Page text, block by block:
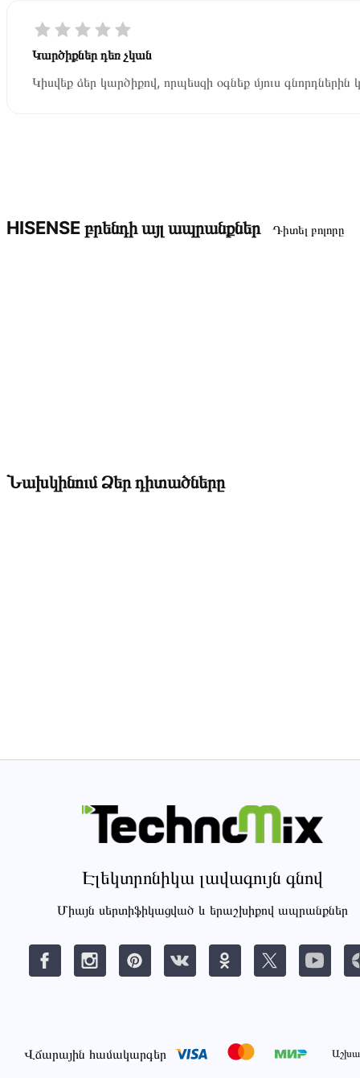
Կարծիքներ դեռ չկան
Կիսվեք ձեր կարծիքով, որպեսզի օգնեք մյուս գնորդներին
HISENSE բրենդի այլ ապրանքներ Դիտել բոլորը
Նախկինում Ձեր դիտածները
Էլեկտրոնիկա լավագույն գնով
Միայն սերտիֆիկացված և երաշխիքով ապրանքներ
Վճարային համակարգեր